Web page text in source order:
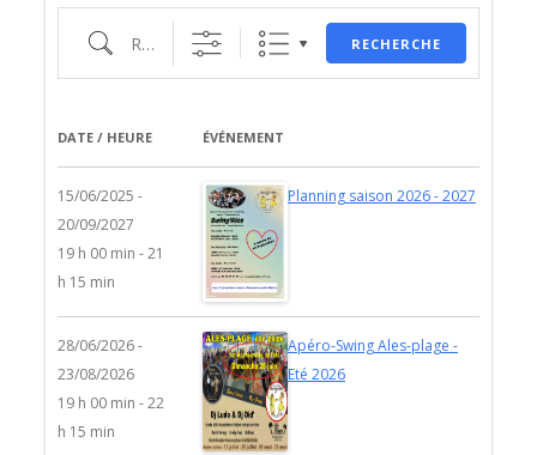
Recherche RECHERCHE
DATE / HEURE ÉVÉNEMENT
15/06/2025 -
20/09/2027
19 h 00 min - 21
h 15 min
Planning saison 2026 - 2027
28/06/2026 -
23/08/2026
19 h 00 min - 22
h 15 min
Apéro-Swing Ales-plage -
Eté 2026